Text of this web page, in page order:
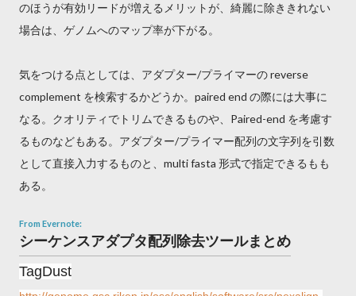
のほうが有効リードが増えるメリットが、綺麗に除ききれない
場合は、ゲノムへのマップ率が下がる。
気をつける点としては、アダプター/プライマーの reverse
complement を検索するかどうか。paired end の際には大事に
なる。クオリティでトリムできるものや、Paired-end を考慮す
るものなどもある。アダプター/プライマー配列の文字列を引数
として直接入力するものと、multi fasta 形式で指定できるもも
ある。
From Evernote:
シーケンスアダプタ配列除去ツールまとめ
TagDust